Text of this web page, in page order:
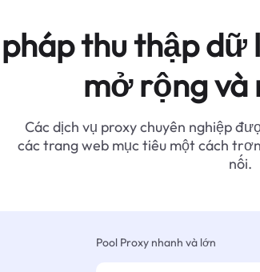
thu thập
mở rộng và
Các dịch vụ proxy chuyên nghiệp
các trang web mục tiêu một cách
nối.
Pool Proxy nhanh và lớn